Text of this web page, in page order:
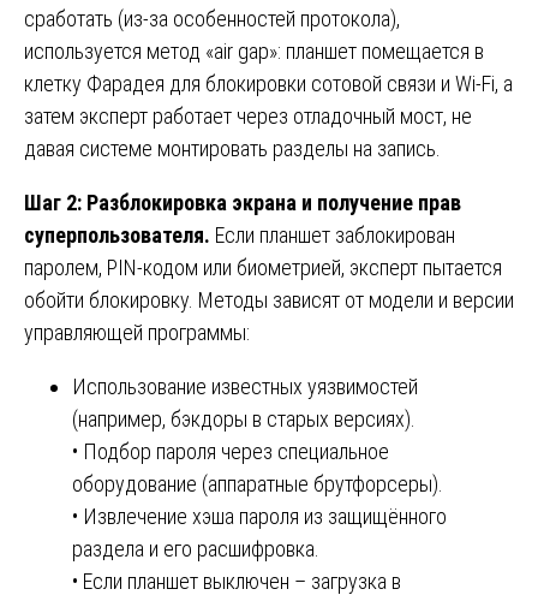
сработать (из-за особенностей протокола),
используется метод «air gap»: планшет помещается в
клетку Фарадея для блокировки сотовой связи и Wi-Fi, а
затем эксперт работает через отладочный мост, не
давая системе монтировать разделы на запись.
Шаг 2: Разблокировка экрана и получение прав
суперпользователя. Если планшет заблокирован
паролем, PIN-кодом или биометрией, эксперт пытается
обойти блокировку. Методы зависят от модели и версии
управляющей программы:
Использование известных уязвимостей
(например, бэкдоры в старых версиях).
• Подбор пароля через специальное
оборудование (аппаратные брутфорсеры).
• Извлечение хэша пароля из защищённого
раздела и его расшифровка.
• Если планшет выключен – загрузка в